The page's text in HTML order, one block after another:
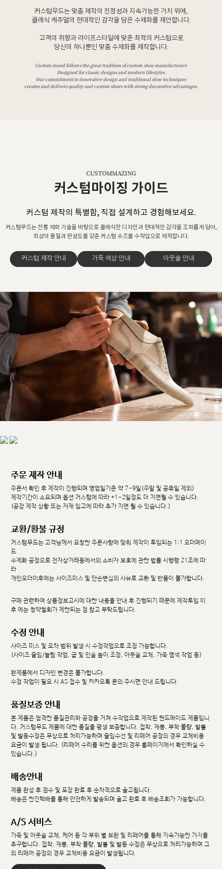
커스텀무드는 맞춤 제작의 진정성과 지속가능한 가치 위에,
클래식 캐주얼의 현대적인 감각을 담은 수제화를 제안합니다.
고객의 취향과 라이프스타일에 맞춘 최적의 커스텀으로
당신의 하나뿐인 맞춤 수제화를 제작합니다.
Custom mood follows the great tradition of custom shoe manufacturers
Designed for classic designs and modern lifestyles.
Our commitment to innovative design and traditional shoe techniques
creates and delivers quality and custom shoes with strong decorative advantages.
CUSTOMMAZING
커스텀마이징 가이드
커스텀 제작의 특별함, 직접 설계하고 경험해보세요.
커스텀무드는 전통 제화 기술을 바탕으로 클래식한 디자인과 현대적인 감각을 조화롭게 담아,
최상의 품질과 완성도를 갖춘 커스텀 슈즈를 수작업으로 제작합니다.
커스텀 제작 안내 가죽 색상 안내 아웃솔 안내
주문 제작 안내
주문서 확인 후 제작이 진행되며 영업일기준 약 7~9일(주말 및 공휴일 제외)
제작기간이 소요되며 옵션 커스텀에 따라 +1~2일정도 더 지연될 수 있습니다.
(공장 제작 상황 또는 자재 입고에 따라 추가 지연 될 수 있습니다.)
교환/환불 규정
커스텀무드는 고객님께서 요청한 주문사항에 맞춰 제작이 투입되는 1:1 오더메이
드
수제화 공정으로 전자상거래등에서의 소비자 보호에 관한 법률 시행령 21조에 따
라
개인오더이후에는 사이즈미스 및 단순변심의 사유로 교환 및 반품이 불가합니다.
구매 관련하여 상품정보고시에 대한 내용을 안내 후 진행되기 때문에 제작투입 이
후 에는 청약철회가 제한되는 점 참고 부탁드립니다.
수정 안내
사이즈 미스 및 오차 범위 발생 시 수정작업으로 조정 가능합니다.
(사이즈 줄임/늘림 작업, 굽 및 인솔 높이 조정, 아웃솔 교체, 가죽 염색 작업 등)
완제품에서 디자인 변경은 불가합니다.
수정 작업이 필요 시 AS 접수 및 카카오톡 문의 주시면 안내 드립니다.
품질보증 안내
본 제품은 엄격한 품질관리와 공정을 거쳐 수작업으로 제작된 핸드메이드 제품입니
다. 커스텀무드 제품에 대한 품질을 평생 보증합니다. 접착, 재봉, 부착 불량, 발볼
및 발등수정은 무상으로 처리가능하며 줄임수선 및 리페어 공정의 경우 교체비용
요금이 발생 됩니다. (리페어 수리를 위한 옵션의 경우 홈페이지에서 확인하실 수
있습니다.)
배송안내
제품 완성 후 검수 및 포장 완료 후 순차적으로 출고됩니다.
배송은 한진택배를 통해 안전하게 발송되며 출고 완료 후 배송조회가 가능합니다.
A/S 서비스
가죽 및 아웃솔 교체, 케어 등 각 부위 별 보완 및 리페어를 통해 지속가능한 가치를
추구합니다. 접착, 재봉, 부착 불량, 발볼 및 발등 수정은 무상으로 처리가능하며 그
외 리페어 공정의 경우 교체비용 요금이 발생됩니다.